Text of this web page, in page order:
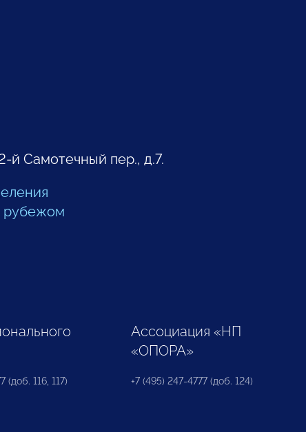
й Самотечный пер., д.7.
рубежом
(доб. 116, 117)
Ассоциация «НП
«ОПОРА»
+7 (495) 247-4777 (доб. 124)